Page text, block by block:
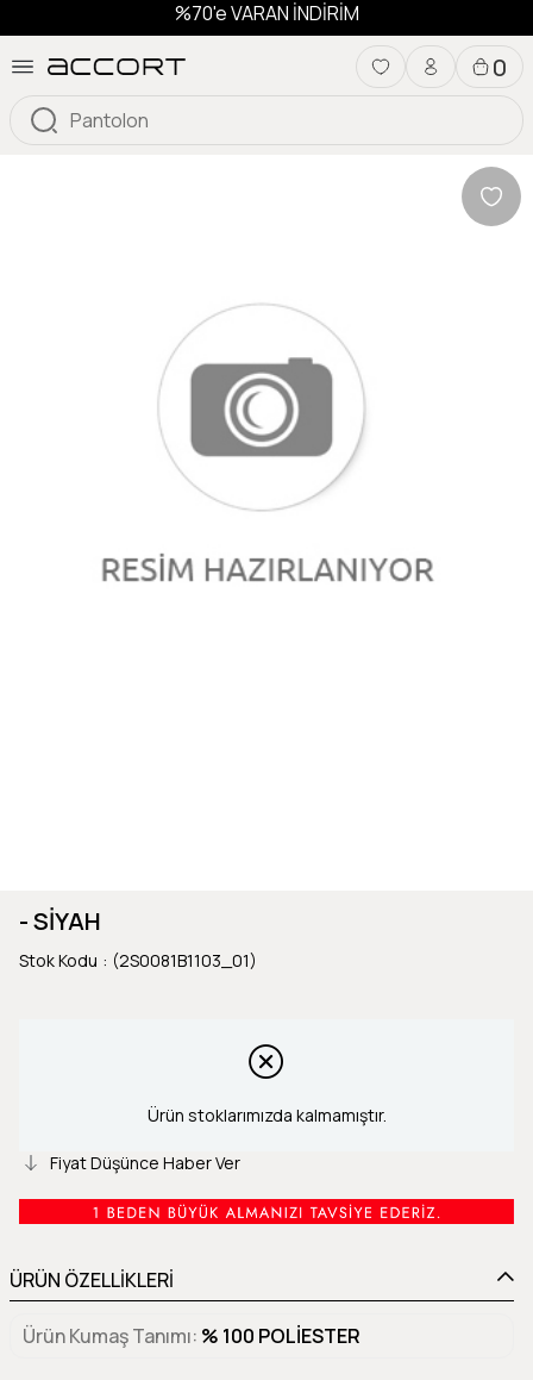
%70'e VARAN İNDİRİM
0
- SİYAH
Stok Kodu (2S0081B1103_01)
Ürün stoklarımızda kalmamıştır.
Fiyat Düşünce Haber Ver
ÜRÜN ÖZELLİKLERİ
Ürün Kumaş Tanımı % 100 POLİESTER